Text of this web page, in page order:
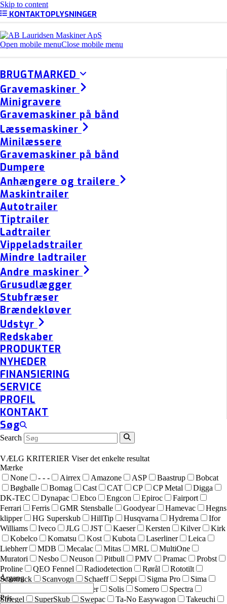
Skip to content
KONTAKTOPLYSNINGER
Open mobile menuClose mobile menu
BRUGTMARKED
Gravemaskiner
Minigravere
Gravemaskiner på bånd
Læssemaskiner
Minilæssere
Gravemaskiner på bånd
Dumpere
Anhængere og trailere
Maskintrailer
Autotrailer
Tiptrailer
Ladtrailer
Vippeladstrailer
Mindre ladtrailer
Andre maskiner
Grusudlægger
Stubfræser
Brændekløver
Udstyr
Redskaber
PRODUKTER
NYHEDER
FINANSIERING
SERVICE
PROFIL
KONTAKT
Søg
Search
VÆLG KRITERIER Viser det enkelte resultat
Mærke
None
- - - Airrex Amazone ASP Baastrup
Bobcat
Bøgballe
Bomag Cast CAT CP CP Metal
Digga
DK-TEC
Dynapac Ebco Engcon Epiroc
Fairport
Ferrari
Ferris GMR Stensballe Goodyear Hamevac
Hegns
klipper
HG Superskub HillTip Husqvarna Hydrema
Ifor
Williams
Iveco JLG JST Kaeser Kersten Kilver
Kirk
Kobelco
Komatsu Kost Kubota Laserliner
Leica
Liebherr
MDB Mecalac Mitas MRL
MultiOne
Muratori
Nesbo Neuson Pitbull PMV Pramac
Probst
Proline
QEO Fennel Radiodetection Rørål
Rototilt
Scantruck
Scanvogn Schaeff Seppi Sigma Pro
Sima
sneskraber Solis Somero
Spectra
Striegel
SuperSkub Swepac Ta-No Easywagon
Takeuchi
Årgang
Pris